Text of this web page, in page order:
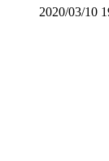
2020/03/10